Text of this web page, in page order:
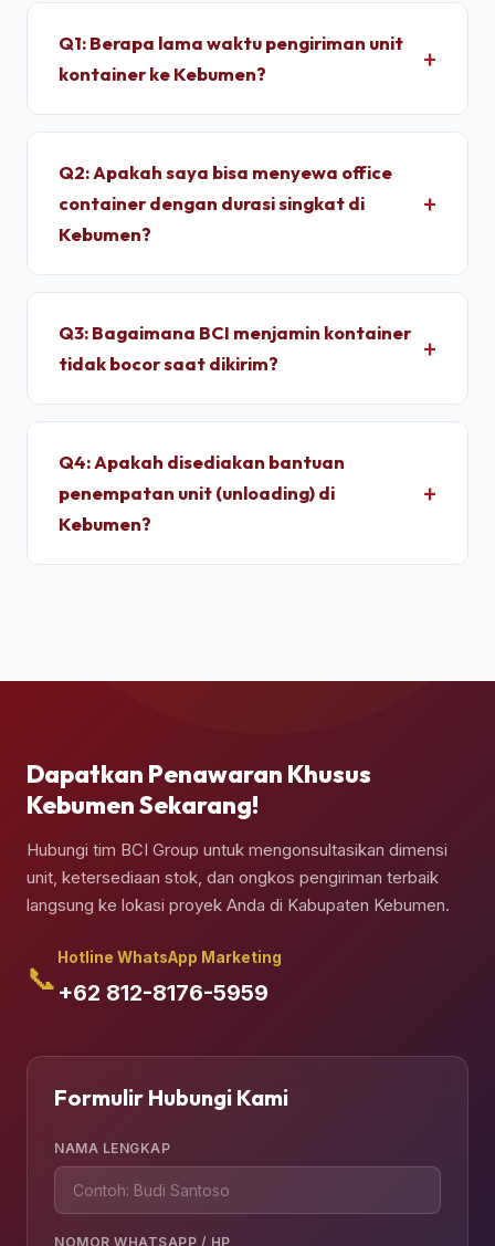
Q1: Berapa lama waktu pengiriman unit
kontainer ke Kebumen?
Untuk wilayah Kebumen, pengiriman standar dry
setelah proses administrasi selesai. Unit
dimobilisasi menggunakan armada truk trailer
langsung dari depo terpusat kami.
Q2: Apakah saya bisa menyewa office
container dengan durasi singkat di
Kebumen?
Ya, kami melayani penyewaan bulanan dengan
progresif yang lebih ekonomis jika Anda
hingga jangka panjang.
Q3: Bagaimana BCI menjamin kontainer
tidak bocor saat dikirim?
Setiap unit di depo kami wajib melalui pengujian
air bertekanan tinggi untuk memastikan dinding
panel baja corten dan karet pelindung pintu 100%
kedap air sebelum pemuatan.
Q4: Apakah disediakan bantuan
penempatan unit (unloading) di
Kebumen?
Dapatkan Penawaran Khusus
Kebumen Sekarang!
Hubungi tim BCI Group untuk mengonsultasikan dimensi
unit, ketersediaan stok, dan ongkos pengiriman terbaik
langsung ke lokasi proyek Anda di Kabupaten Kebumen.
📞
Hotline WhatsApp Marketing
+62 812-8176-5959
Formulir Hubungi Kami
NAMA LENGKAP
NOMOR WHATSAPP / HP